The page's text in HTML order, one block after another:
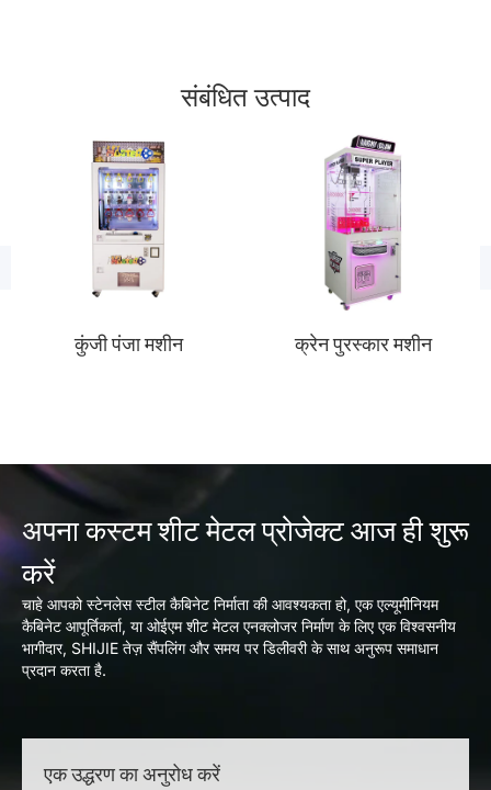
संबंधित उत्पाद
कुंजी पंजा मशीन क्रेन पुरस्कार मशीन
अपना कस्टम शीट मेटल प्रोजेक्ट आज ही शुरू
करें
चाहे आपको स्टेनलेस स्टील कैबिनेट निर्माता की आवश्यकता हो, एक एल्यूमीनियम
कैबिनेट आपूर्तिकर्ता, या ओईएम शीट मेटल एनक्लोजर निर्माण के लिए एक विश्वसनीय
भागीदार, SHIJIE तेज़ सैंपलिंग और समय पर डिलीवरी के साथ अनुरूप समाधान
प्रदान करता है.
एक उद्धरण का अनुरोध करें